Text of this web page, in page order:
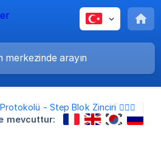
- Step Blok Zinciri 🏃🏻‍♀️
mevcuttur: